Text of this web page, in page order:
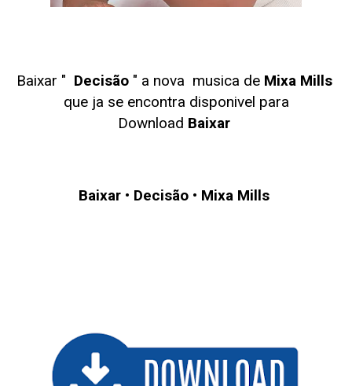
Baixar " Decisão" a nova musica de Mixa Mills
que ja se encontra disponivel para
Download Baixar
Baixar • Decisão • Mixa Mills